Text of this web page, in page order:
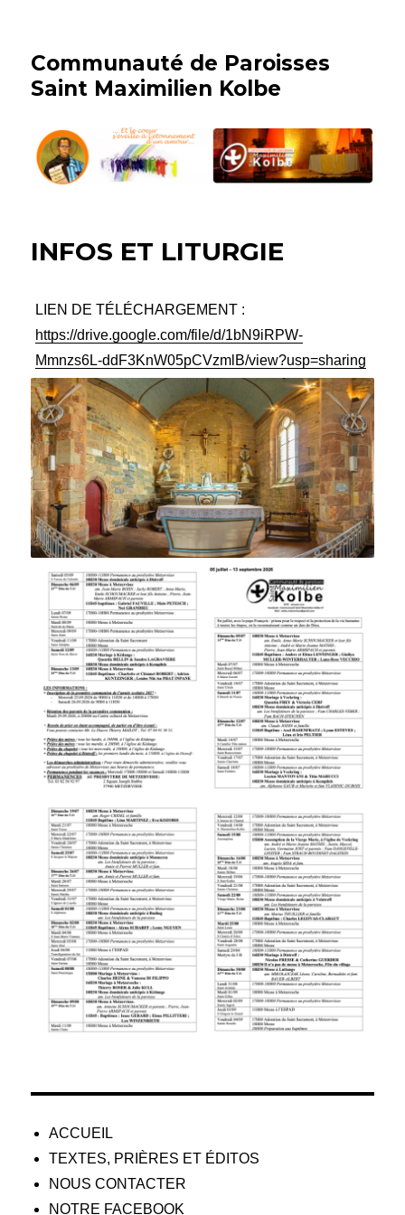
Communauté de Paroisses
Saint Maximilien Kolbe
INFOS ET LITURGIE
LIEN DE TÉLÉCHARGEMENT :
https://drive.google.com/file/d/1bN9iRPW-
Mmnzs6L-ddF3KnW05pCVzmlB/view?usp=sharing
ACCUEIL
TEXTES, PRIÈRES ET ÉDITOS
NOUS CONTACTER
NOTRE FACEBOOK